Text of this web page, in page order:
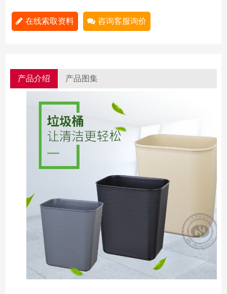
在线索取资料 咨询客服询价
产品介绍 产品图集